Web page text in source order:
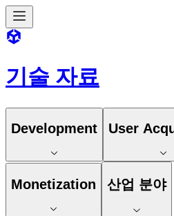
기술 자료
Development User
Monetization 산업 분야